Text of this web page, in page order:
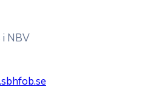
i NBV